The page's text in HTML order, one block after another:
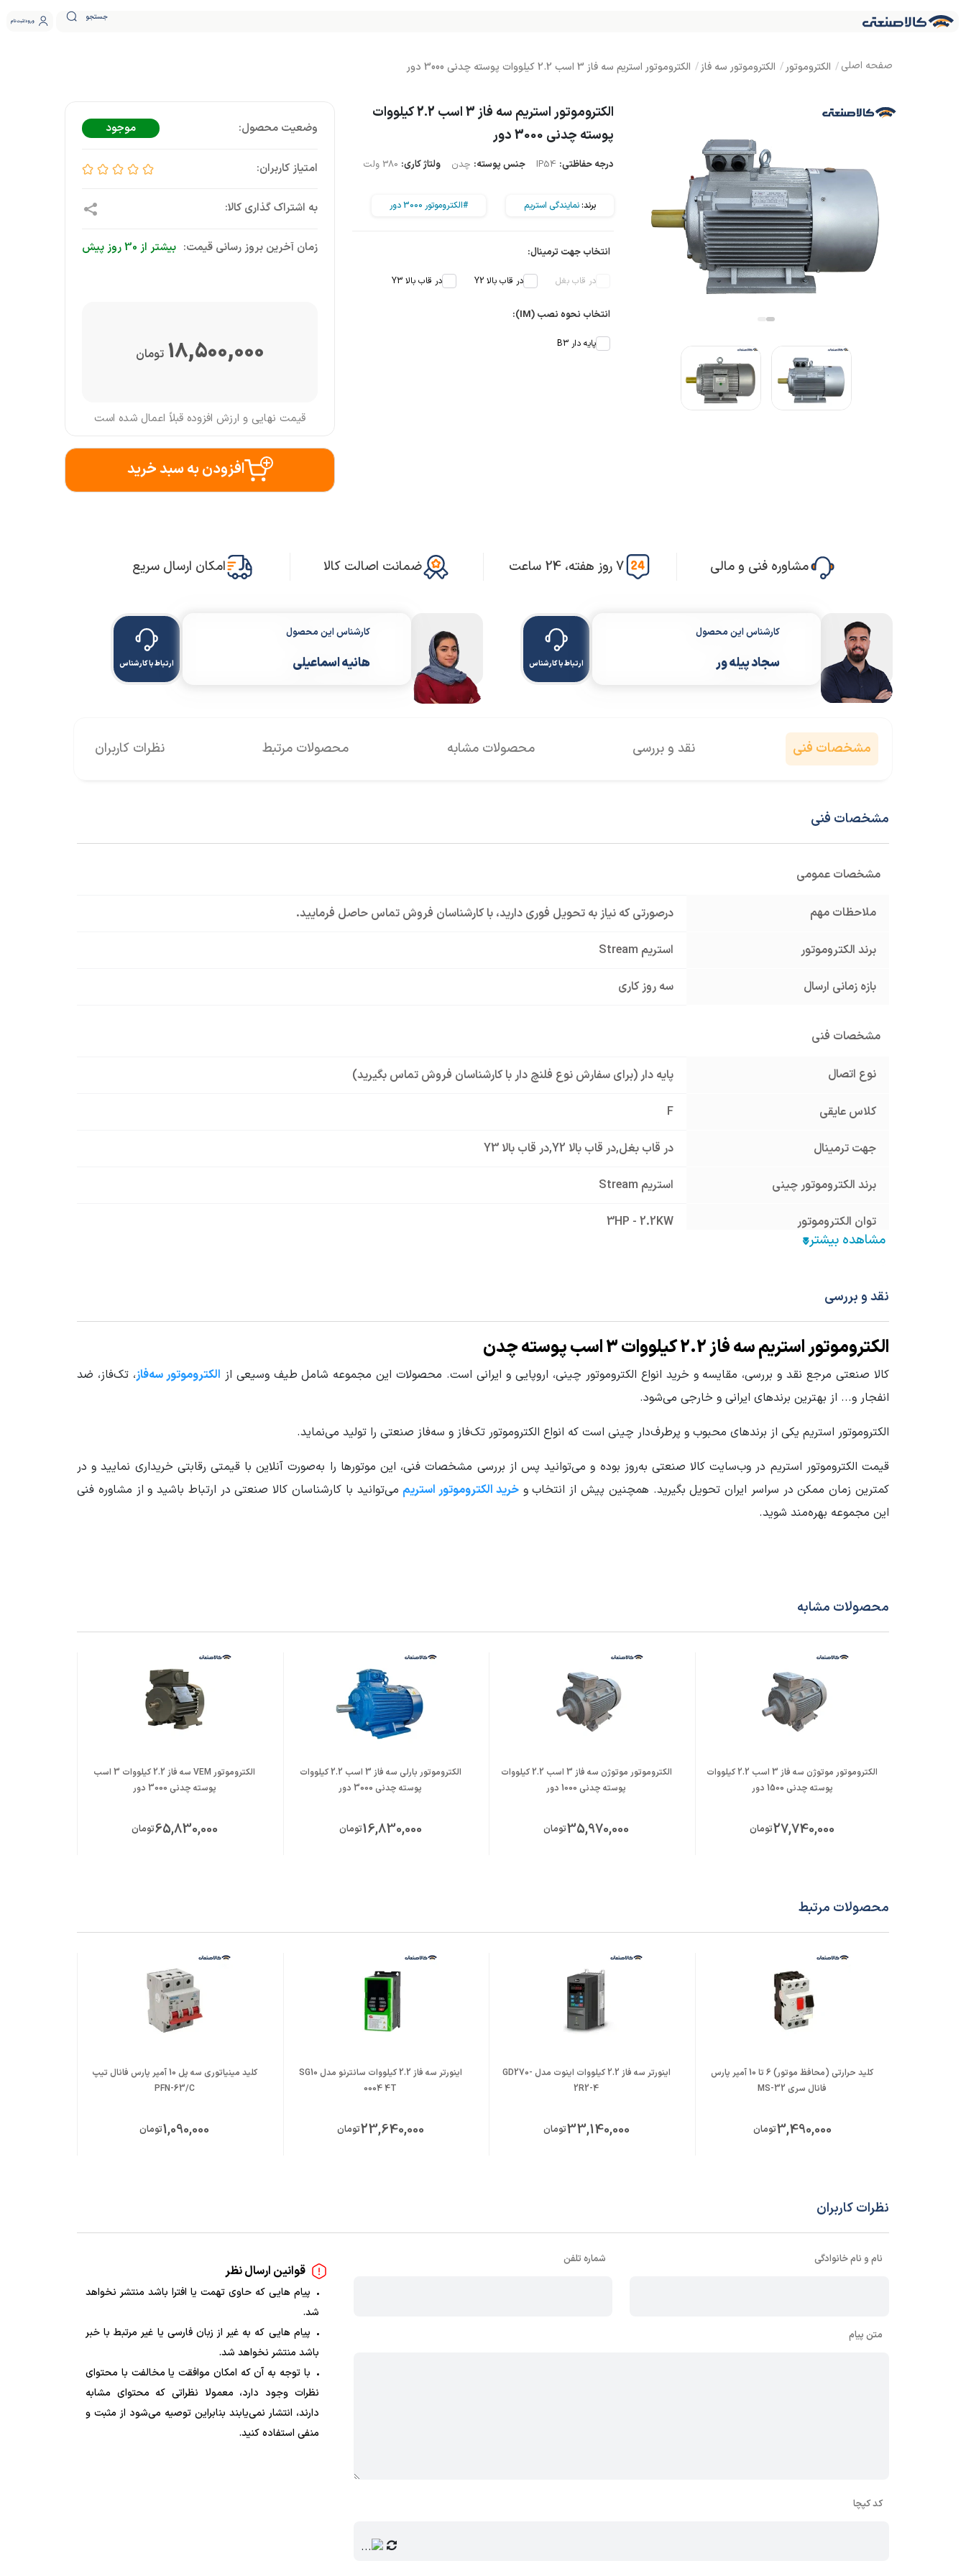
جستجو ورود ثبت نام
الکتروموتور الکتروموتور سه فاز الکتروموتور استریم سه فاز 3 اسب 2.2 کیلووات پوسته چدنی 3000 دور
الکتروموتور استریم سه فاز 3 اسب 2.2 کیلووات
پوسته چدنی 3000 دور
درجه حفاظتی: IP54 جنس پوسته: چدن ولتاژ کاری:
برند:نمایندگی استریم #الکتروموتور 3000 دور
انتخاب جهت ترمینال:
در قاب بغل در قاب بالا Y2 در قاب بالا Y3
انتخاب نحوه نصب (IM):
پایه دار B3
موجود
زمان آخرین بروز رسانی قیمت: بیشتر از 30 روز پیش
18,500,000 تومان
قیمت نهایی و ارزش افزوده قبلاً اعمال شده است
افزودن به سبد خرید
مشاوره فنی و مالی 7 روز هفته، 24 ساعت ضمانت اصالت کالا امکان ارسال سریع
کارشناس این محصول
سجاد پیله ور ارتباط با کارشناس
کارشناس این محصول
هانیه اسماعیلی ارتباط با کارشناس
مشخصات فنی نقد و بررسی محصولات مشابه محصولات مرتبط نظرات کاربران
مشخصات فنی
مشخصات عمومی
ملاحظات مهم درصورتی که نیاز به تحویل فوری دارید، با کارشناسان فروش تماس حاصل فرمایید.
برند الکتروموتور استریم Stream
بازه زمانی ارسال سه روز کاری
مشخصات فنی
نوع اتصال پایه دار (برای سفارش نوع فلنچ دار با کارشناسان فروش تماس بگیرید)
کلاس عایقی F
جهت ترمینال در قاب بغل,در قاب بالا Y2 ,در قاب بالا Y3
برند الکتروموتور چینی استریم Stream
توان الکتروموتور 3HP - 2.2KW
منبع الکتریکی الکتروموتور
فرکانس (HZ) 50
شرایط کارکرد Duty S1
دور خروجی الکتروموتور 3000
سایز فریم الکتروموتور
کشور سازنده محصول
نقد و بررسی
الکتروموتور استریم سه فاز 2.2 کیلووات 3 اسب پوسته چدن
کالا صنعتی مرجع نقد و بررسی، مقایسه و خرید انواع الکتروموتور چینی، اروپایی و ایرانی است. محصولات این مجموعه شامل طیف وسیعی از الکتروموتور سه‌فاز، تک‌فاز، ضد
انفجار و... از بهترین برندهای ایرانی و خارجی می‌شود.
الکتروموتور استریم یکی از برندهای محبوب و پرطرف‌دار چینی است که انواع الکتروموتور تک‌فاز و سه‌فاز صنعتی را تولید می‌نماید.
قیمت الکتروموتور استریم در وب‌سایت کالا صنعتی به‌روز بوده و می‌توانید پس از بررسی مشخصات فنی، این موتورها را به‌صورت آنلاین با قیمتی رقابتی خریداری نمایید و در
کمترین زمان ممکن در سراسر ایران تحویل بگیرید. همچنین پیش از انتخاب وخرید الکتروموتور استریم می‌توانید با کارشناسان کالا صنعتی در ارتباط باشید و از مشاوره فنی
این مجموعه بهره‌مند شوید.
محصولات مشابه
الکتروموتور موتوژن سه فاز 3 اسب 2.2 کیلووات
پوسته چدنی 1500 دور
27,740,000تومان
الکتروموتور موتوژن سه فاز 3 اسب 2.2 کیلووات
پوسته چدنی 1000 دور
35,970,000تومان
الکتروموتور بارلی سه فاز 3 اسب 2.2 کیلووات
پوسته چدنی 3000 دور
16,830,000تومان
الکتروموتور VEM سه فاز 2.2 کیلووات 3 اسب
پوسته چدنی 3000 دور
65,830,000تومان
محصولات مرتبط
کلید حرارتی (محافظ موتور) 6 تا 10 آمپر پارس
فانال سری MS-32
3,490,000تومان
اینورتر سه فاز 2.2 کیلووات اینوت مدل GD270-
2R2-4
33,140,000تومان
اینورتر سه فاز 2.2 کیلووات سانترنو مدل SG10
0004 4T
23,640,000تومان
کلید مینیاتوری سه پل 10 آمپر پارس فانال تیپ
PFN-63/C
1,090,000تومان
نظرات کاربران
قوانین ارسال نظر
پیام هایی که حاوی تهمت یا افترا باشد منتشر نخواهد
شد.
پیام هایی که به غیر از زبان فارسی یا غیر مرتبط با خبر
باشد منتشر نخواهد شد.
با توجه به آن که امکان موافقت یا مخالفت با محتوای
نظرات وجود دارد، معمولا نظراتی که محتوای مشابه
دارند، انتشار نمی‌یابند بنابراین توصیه می‌شود از مثبت و
منفی استفاده کنید.
نام و نام خانوادگی شماره تلفن
متن پیام
کد کپچا